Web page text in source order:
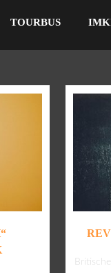
TOURBUS